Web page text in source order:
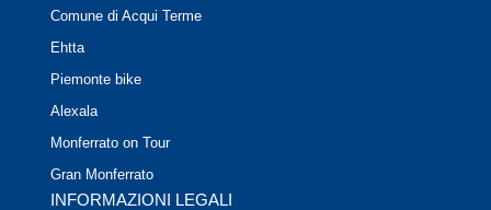
Comune di Acqui Terme
Ehtta
Piemonte bike
Alexala
Monferrato on Tour
Gran Monferrato
INFORMAZIONI LEGALI